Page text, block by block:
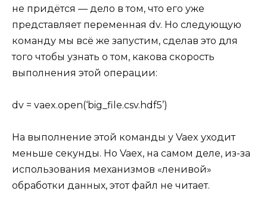
не придётся — дело в том, что его уже
представляет переменная dv. Но следующую
команду мы всё же запустим, сделав это для
того чтобы узнать о том, какова скорость
выполнения этой операции:
dv = vaex.open(‘big_file.csv.hdf5’)
На выполнение этой команды у Vaex уходит
меньше секунды. Но Vaex, на самом деле, из-за
использования механизмов «ленивой»
обработки данных, этот файл не читает.